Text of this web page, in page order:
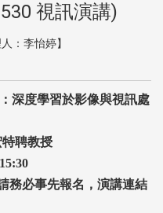
視訊演講)
：李怡婷】
深度學習於影像與視訊處
聘教授
務必事先報名，演講連結